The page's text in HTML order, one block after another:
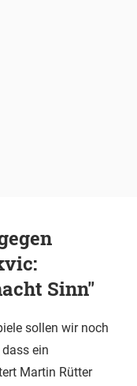
Sinn"
sollen wir noch
ein
Martin Rütter